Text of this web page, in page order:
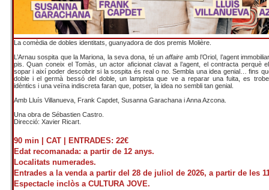
La comèdia de dobles identitats, guanyadora de dos premis Molière.
L’Arnau sospita que la Mariona, la seva dona, té unaffaire amb l’Oriol, l’agent
pis. Quan coneix el Tomàs, un actor aficionat clavat a l’agent, el contracta perquè
sopar i així poder descobrir si la sospita és real o no. Sembla una idea genial… fins
doble i el germà bessó del doble, un lampista que ve a reparar una fuita, es
idèntics i una veïna indiscreta faran que, potser, la idea no sembli tan genial.
Amb Lluís Villanueva, Frank Capdet, Susanna Garachana i Anna Azcona.
Una obra de Sébastien Castro.
Direcció: Xavier Ricart.
90 min | CAT |
ENTRADES: 22€
Edat recomanada: a partir de 12 anys.
Localitats numerades.
Entrades a la venda a partir del 28 de juliol de 2026, a partir de les
Espectacle inclòs a CULTURA JOVE.